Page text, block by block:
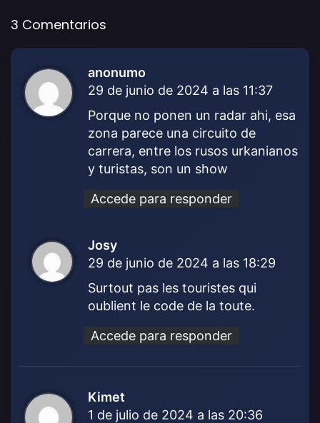
3 Comentarios
anonumo
i
e
29 de junio de 2024 a las 11:37
Porque no ponen un radar ahi, esa
zona parece una circuito de
carrera, entre los rusos urkanianos
y turistas, son un show
Accede para responder
Josy
i
e
:
29 de junio de 2024 a las 18:29
Surtout pas les touristes qui
oublient le code de la toute.
Accede para responder
Kimet
i
1 de julio de 2024 a las 20:36